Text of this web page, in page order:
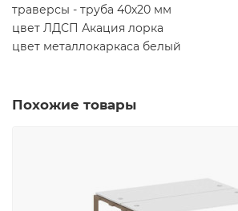
траверсы - труба 40х20 мм
цвет ЛДСП Акация лорка
цвет металлокаркаса белый
Похожие товары